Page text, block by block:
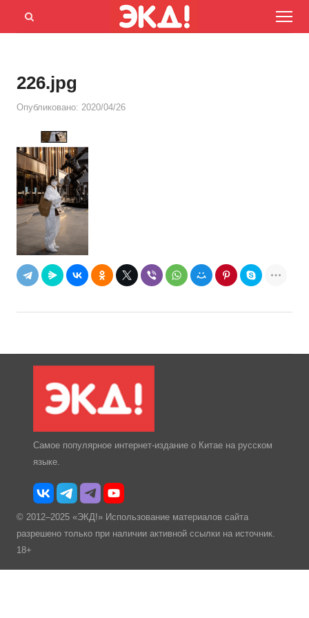
Menu
Открыть
226.jpg
Опубликовано: 2020/04/26
Самое популярное интернет-издание о Китае на русском
языке.
© 2012–2025 «ЭКД!» Использование материалов сайта
разрешено только при наличии активной ссылки на источник.
18+